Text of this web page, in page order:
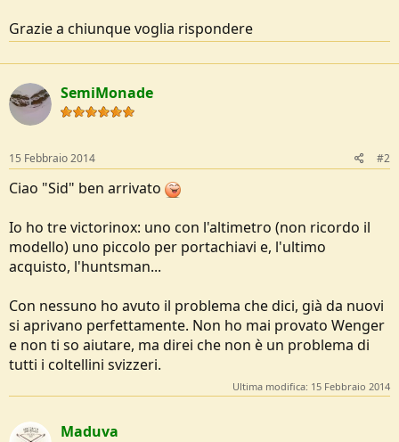
Grazie a chiunque voglia rispondere
SemiMonade
15 Febbraio 2014 #2
Ciao "Sid" ben arrivato
Io ho tre victorinox: uno con l'altimetro (non ricordo il
modello) uno piccolo per portachiavi e, l'ultimo
acquisto, l'huntsman...
Con nessuno ho avuto il problema che dici, già da nuovi
si aprivano perfettamente. Non ho mai provato Wenger
e non ti so aiutare, ma direi che non è un problema di
tutti i coltellini svizzeri.
Ultima modifica: 15 Febbraio 2014
Maduva